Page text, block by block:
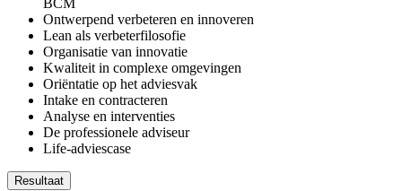
BCM
Ontwerpend verbeteren en innoveren
Lean als verbeterfilosofie
Organisatie van innovatie
Kwaliteit in complexe omgevingen
Oriëntatie op het adviesvak
Intake en contracteren
Analyse en interventies
De professionele adviseur
Life-adviescase
Resultaat